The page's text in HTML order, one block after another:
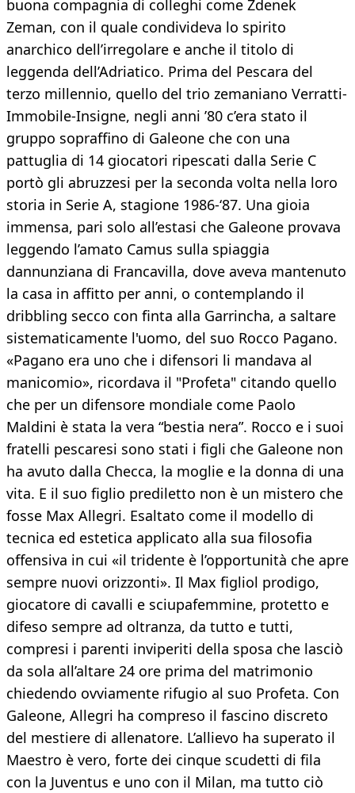
buona compagnia di colleghi come Zdenek
Zeman, con il quale condivideva lo spirito
anarchico dell’irregolare e anche il titolo di
leggenda dell’Adriatico. Prima del Pescara del
terzo millennio, quello del trio zemaniano Verratti-
Immobile-Insigne, negli anni ’80 c’era stato il
gruppo sopraffino di Galeone che con una
pattuglia di 14 giocatori ripescati dalla Serie C
portò gli abruzzesi per la seconda volta nella loro
storia in Serie A, stagione 1986-‘87. Una gioia
immensa, pari solo all’estasi che Galeone provava
leggendo l’amato Camus sulla spiaggia
dannunziana di Francavilla, dove aveva mantenuto
la casa in affitto per anni, o contemplando il
dribbling secco con finta alla Garrincha, a saltare
sistematicamente l'uomo, del suo Rocco Pagano.
«Pagano era uno che i difensori li mandava al
manicomio», ricordava il "Profeta" citando quello
che per un difensore mondiale come Paolo
Maldini è stata la vera “bestia nera”. Rocco e i suoi
fratelli pescaresi sono stati i figli che Galeone non
ha avuto dalla Checca, la moglie e la donna di una
vita. E il suo figlio prediletto non è un mistero che
fosse Max Allegri. Esaltato come il modello di
tecnica ed estetica applicato alla sua filosofia
offensiva in cui «il tridente è l’opportunità che apre
sempre nuovi orizzonti». Il Max figliol prodigo,
giocatore di cavalli e sciupafemmine, protetto e
difeso sempre ad oltranza, da tutto e tutti,
compresi i parenti inviperiti della sposa che lasciò
da sola all’altare 24 ore prima del matrimonio
chiedendo ovviamente rifugio al suo Profeta. Con
Galeone, Allegri ha compreso il fascino discreto
del mestiere di allenatore. L’allievo ha superato il
Maestro è vero, forte dei cinque scudetti di fila
con la Juventus e uno con il Milan, ma tutto ciò